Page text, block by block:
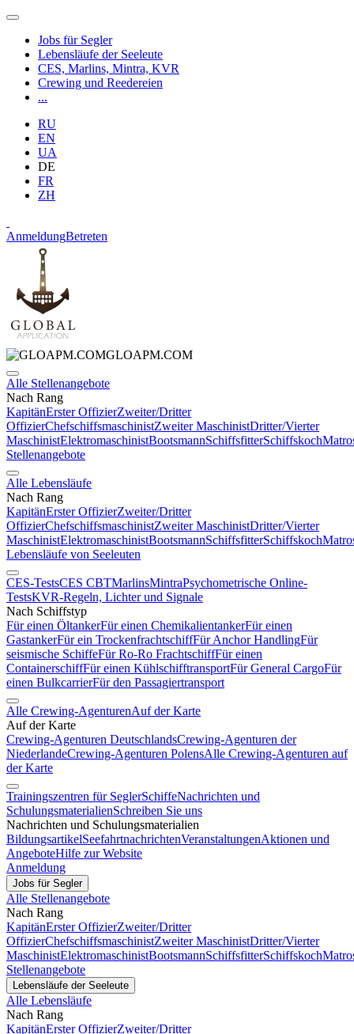
Jobs für Segler
Lebensläufe der Seeleute
CES, Marlins, Mintra, KVR
Crewing und Reedereien
...
RU
EN
UA
DE
FR
ZH
AnmeldungBetreten
GLOAPM.COM
Alle Stellenangebote
Nach Rang
KapitänErster OffizierZweiter/Dritter
OffizierChefschiffsmaschinistZweiter MaschinistDritter/Vierter
MaschinistElektromaschinistBootsmannSchiffsfitterSchiffskoch
Stellenangebote
Alle Lebensläufe
Nach Rang
KapitänErster OffizierZweiter/Dritter
OffizierChefschiffsmaschinistZweiter MaschinistDritter/Vierter
MaschinistElektromaschinistBootsmannSchiffsfitterSchiffskoch
Lebensläufe von Seeleuten
CES-TestsCES CBTMarlinsMintraPsychometrische Online-
TestsKVR-Regeln, Lichter und Signale
Nach Schiffstyp
Für einen ÖltankerFür einen ChemikalientankerFür einen
GastankerFür ein TrockenfrachtschiffFür Anchor HandlingFür
seismische SchiffeFür Ro-Ro FrachtschiffFür einen
ContainerschiffFür einen KühlschifftransportFür General CargoFür
einen BulkcarrierFür den Passagiertransport
Alle Crewing-AgenturenAuf der Karte
Auf der Karte
Crewing-Agenturen DeutschlandsCrewing-Agenturen der
NiederlandeCrewing-Agenturen PolensAlle Crewing-Agenturen auf
der Karte
Trainingszentren für SeglerSchiffeNachrichten und
SchulungsmaterialienSchreiben Sie uns
Nachrichten und Schulungsmaterialien
BildungsartikelSeefahrtnachrichtenVeranstaltungenAktionen und
AngeboteHilfe zur Website
Anmeldung
Jobs für Segler
Alle Stellenangebote
Nach Rang
KapitänErster OffizierZweiter/Dritter
OffizierChefschiffsmaschinistZweiter MaschinistDritter/Vierter
MaschinistElektromaschinistBootsmannSchiffsfitterSchiffskoch
Stellenangebote
Lebensläufe der Seeleute
Alle Lebensläufe
Nach Rang
KapitänErster OffizierZweiter/Dritter